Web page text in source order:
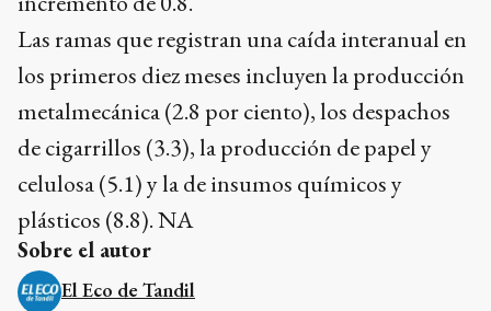
Las ramas que registran una caída interanual en
los primeros diez meses incluyen la producción
metalmecánica (2.8 por ciento), los despachos
de cigarrillos (3.3), la producción de papel y
celulosa (5.1) y la de insumos químicos y
plásticos (8.8). NA
Sobre el autor
El Eco de Tandil